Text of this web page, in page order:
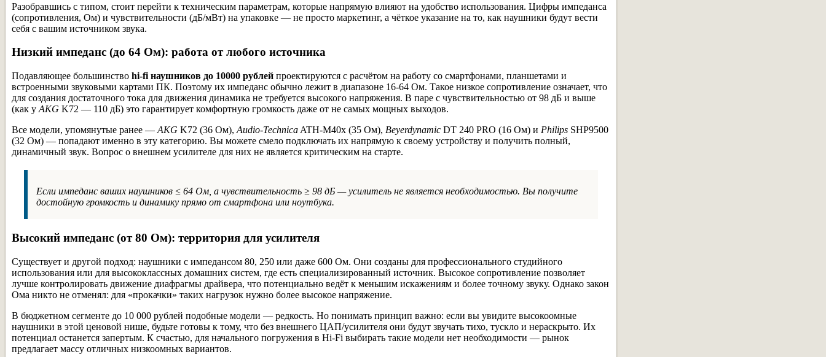
Разобравшись с типом, стоит перейти к техническим параметрам, которые напрямую влияют на удобство использования. Цифры импеданса
(сопротивления, Ом) и чувствительности (дБ/мВт) на упаковке — не просто маркетинг, а чёткое указание на то, как наушники будут вести
себя с вашим источником звука.
Низкий импеданс (до 64 Ом): работа от любого источника
Подавляющее большинство hi-fi наушников до 10000 рублей проектируются с расчётом на работу со смартфонами, планшетами и
встроенными звуковыми картами ПК. Поэтому их импеданс обычно лежит в диапазоне 16-64 Ом. Такое низкое сопротивление означает, что
для создания достаточного тока для движения динамика не требуется высокого напряжения. В паре с чувствительностью от 98 дБ и выше
(как у AKG K72 — 110 дБ) это гарантирует комфортную громкость даже от не самых мощных выходов.
Все модели, упомянутые ранее — AKG K72 (36 Ом), Audio-Technica ATH-M40x (35 Ом), Beyerdynamic DT 240 PRO (16 Ом) и Philips SHP9500
(32 Ом) — попадают именно в эту категорию. Вы можете смело подключать их напрямую к своему устройству и получить полный,
динамичный звук. Вопрос о внешнем усилителе для них не является критическим на старте.
Если импеданс ваших наушников ≤ 64 Ом, а чувствительность ≥ 98 дБ — усилитель не является необходимостью. Вы получите
достойную громкость и динамику прямо от смартфона или ноутбука.
Высокий импеданс (от 80 Ом): территория для усилителя
Существует и другой подход: наушники с импедансом 80, 250 или даже 600 Ом. Они созданы для профессионального студийного
использования или для высококлассных домашних систем, где есть специализированный источник. Высокое сопротивление позволяет
лучше контролировать движение диафрагмы драйвера, что потенциально ведёт к меньшим искажениям и более точному звуку. Однако закон
Ома никто не отменял: для «прокачки» таких нагрузок нужно более высокое напряжение.
В бюджетном сегменте до 10 000 рублей подобные модели — редкость. Но понимать принцип важно: если вы увидите высокоомные
наушники в этой ценовой нише, будьте готовы к тому, что без внешнего ЦАП/усилителя они будут звучать тихо, тускло и нераскрыто. Их
потенциал останется запертым. К счастью, для начального погружения в Hi-Fi выбирать такие модели нет необходимости — рынок
предлагает массу отличных низкоомных вариантов.